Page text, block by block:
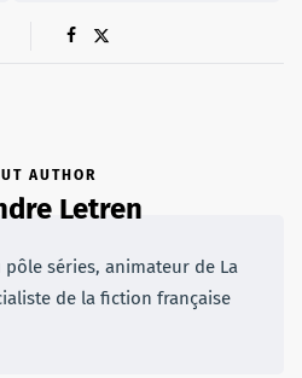
AUTHOR
Letren
séries, animateur de La
de la fiction française